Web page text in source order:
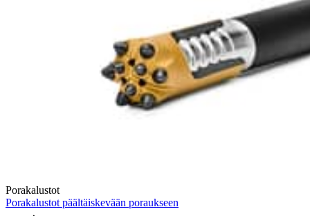
Porakalustot
Porakalustot päältäiskevään poraukseen